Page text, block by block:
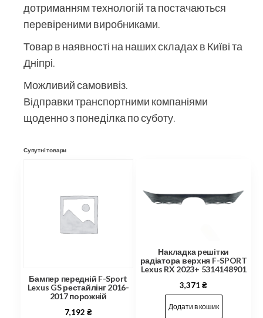
дотриманням технологій та постачаються
перевіреними виробниками.
Товар в наявності на наших складах в Київі та
Дніпрі.
Можливий самовивіз.
Відправки транспортними компаніями
щоденно з понеділка по суботу.
Супутні товари
Бампер передній F-Sport
Lexus GS рестайлінг 2016-
2017 порожній
7,192 ₴
Накладка решітки
радіатора верхня F-SPORT
Lexus RX 2023+ 5314148901
3,371₴
Додати в кошик